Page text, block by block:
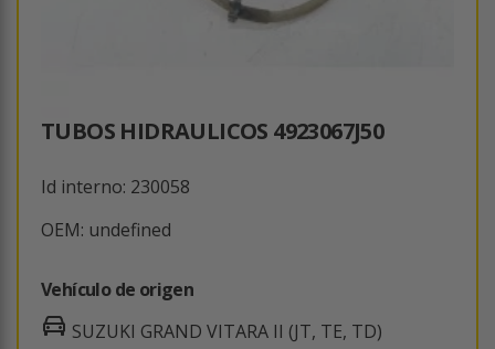
TUBOS HIDRAULICOS 4923067J50
Id interno: 230058
OEM: undefined
Vehículo de origen
SUZUKI GRAND VITARA II (JT, TE, TD)